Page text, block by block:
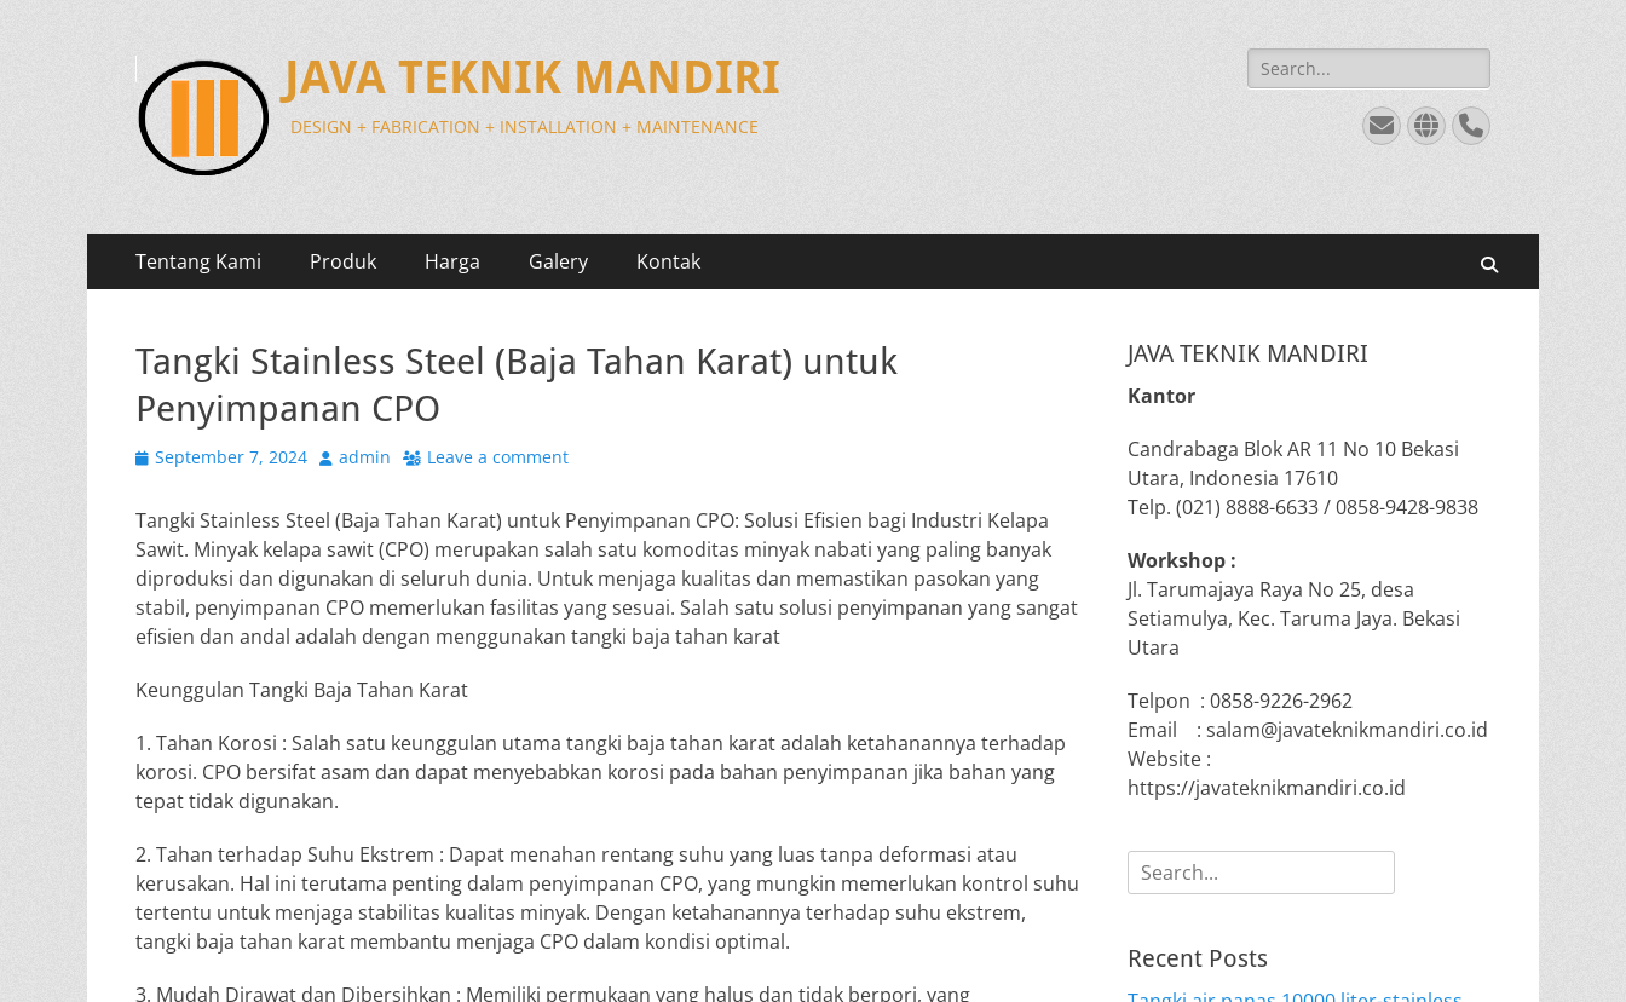
JAVA TEKNIK MANDIRI
DESIGN + FABRICATION + INSTALLATION + MAINTENANCE
Search
for:
EmailWebsite
Phone
Primary
Menu
Tentang Kami Produk Harga Galery Kontak
Tangki Stainless Steel (Baja Tahan Karat) untuk
Penyimpanan CPO
Posted
September 7, 2024 Author
admin Leave a comment
Tangki Stainless Steel (Baja Tahan Karat) untuk Penyimpanan CPO: Solusi Efisien bagi Industri Kelapa
Sawit. Minyak kelapa sawit (CPO) merupakan salah satu komoditas minyak nabati yang paling banyak
diproduksi dan digunakan di seluruh dunia. Untuk menjaga kualitas dan memastikan pasokan yang
stabil, penyimpanan CPO memerlukan fasilitas yang sesuai. Salah satu solusi penyimpanan yang sangat
efisien dan andal adalah dengan menggunakan tangki baja tahan karat
Keunggulan Tangki Baja Tahan Karat
1. Tahan Korosi : Salah satu keunggulan utama tangki baja tahan karat adalah ketahanannya terhadap
korosi. CPO bersifat asam dan dapat menyebabkan korosi pada bahan penyimpanan jika bahan yang
tepat tidak digunakan.
2. Tahan terhadap Suhu Ekstrem : Dapat menahan rentang suhu yang luas tanpa deformasi atau
kerusakan. Hal ini terutama penting dalam penyimpanan CPO, yang mungkin memerlukan kontrol suhu
tertentu untuk menjaga stabilitas kualitas minyak. Dengan ketahanannya terhadap suhu ekstrem,
tangki baja tahan karat membantu menjaga CPO dalam kondisi optimal.
3. Mudah Dirawat dan Dibersihkan : Memiliki permukaan yang halus dan tidak berpori, yang
JAVA TEKNIK MANDIRI
Kantor
Candrabaga Blok AR 11 No 10 Bekasi
Utara, Indonesia 17610
Telp. (021) 8888-6633 / 0858-9428-9838
Workshop :
Jl. Tarumajaya Raya No 25, desa
Setiamulya, Kec. Taruma Jaya. Bekasi
Utara
Telpon : 0858-9226-2962
Email : salam@javateknikmandiri.co.id
Website :
https://javateknikmandiri.co.id
Search
for:
Recent Posts